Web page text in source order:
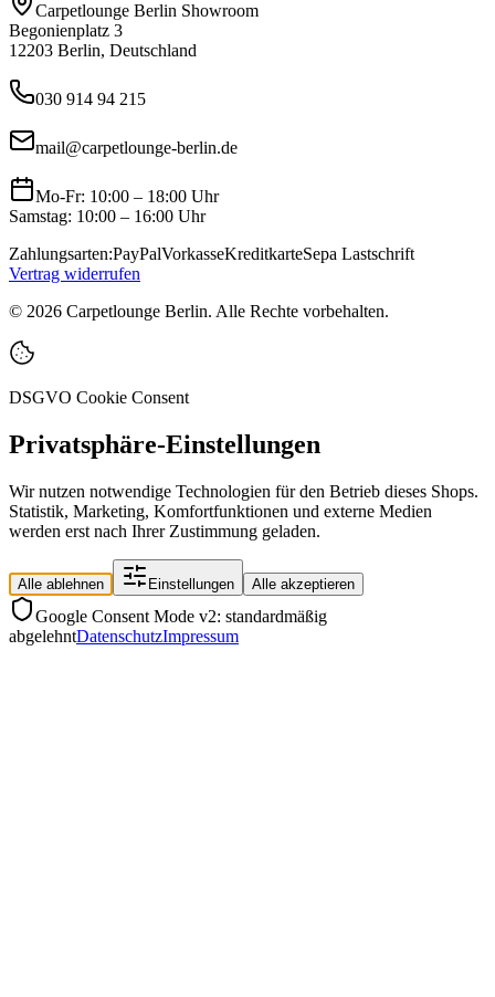
Carpetlounge Berlin Showroom
Begonienplatz 3
12203 Berlin, Deutschland
030 914 94 215
mail@carpetlounge-berlin.de
Mo-Fr: 10:00 – 18:00 Uhr
Samstag: 10:00 – 16:00 Uhr
Zahlungsarten:PayPalVorkasseKreditkarteSepa Lastschrift
Vertrag widerrufen
© 2026 Carpetlounge Berlin. Alle Rechte vorbehalten.
DSGVO Cookie Consent
Privatsphäre-Einstellungen
Wir nutzen notwendige Technologien für den Betrieb dieses Shops.
Statistik, Marketing, Komfortfunktionen und externe Medien
werden erst nach Ihrer Zustimmung geladen.
Alle ablehnen Einstellungen Alle akzeptieren
Google Consent Mode v2: standardmäßig
abgelehntDatenschutzImpressum